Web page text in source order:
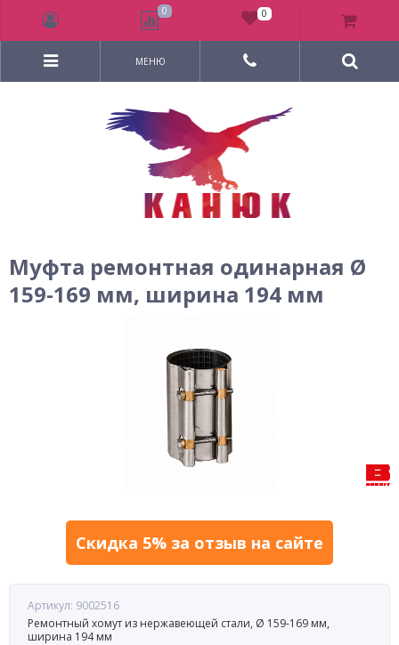
МЕНЮ
Муфта ремонтная одинарная Ø
159-169 мм, ширина 194 мм
Скидка 5% за отзыв на сайте
Артикул: 9002516
Ремонтный хомут из нержавеющей стали, Ø 159-169 мм,
ширина 194 мм
0 0